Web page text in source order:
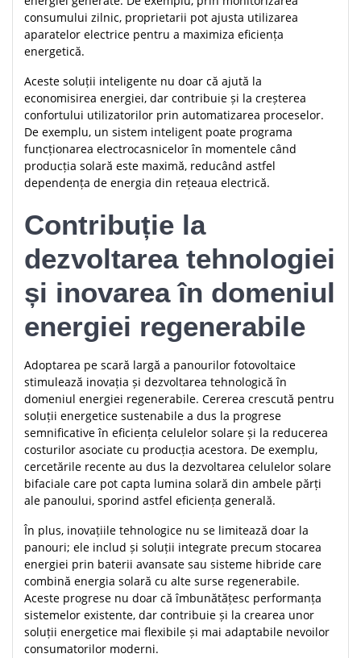
consumului zilnic, proprietarii pot ajusta utilizarea
aparatelor electrice pentru a maximiza eficiența
energetică.
Aceste soluții inteligente nu doar că ajută la
economisirea energiei, dar contribuie și la creșterea
confortului utilizatorilor prin automatizarea proceselor.
De exemplu, un sistem inteligent poate programa
funcționarea electrocasnicelor în momentele când
producția solară este maximă, reducând astfel
dependența de energia din rețeaua electrică.
Contribuție la
dezvoltarea tehnologiei
și inovarea în domeniul
energiei regenerabile
Adoptarea pe scară largă a panourilor fotovoltaice
stimulează inovația și dezvoltarea tehnologică în
domeniul energiei regenerabile. Cererea crescută pentru
soluții energetice sustenabile a dus la progrese
semnificative în eficiența celulelor solare și la reducerea
costurilor asociate cu producția acestora. De exemplu,
cercetările recente au dus la dezvoltarea celulelor solare
bifaciale care pot capta lumina solară din ambele părți
ale panoului, sporind astfel eficiența generală.
În plus, inovațiile tehnologice nu se limitează doar la
panouri; ele includ și soluții integrate precum stocarea
energiei prin baterii avansate sau sisteme hibride care
combină energia solară cu alte surse regenerabile.
Aceste progrese nu doar că îmbunătățesc performanța
sistemelor existente, dar contribuie și la crearea unor
soluții energetice mai flexibile și mai adaptabile nevoilor
consumatorilor moderni.